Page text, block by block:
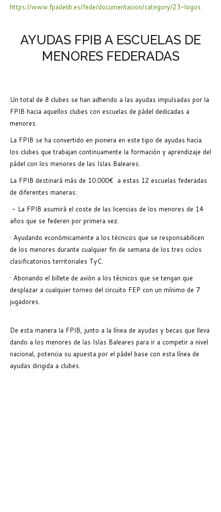
https://www.fpadelib.es/fede/documentacion/category/23-logos
AYUDAS FPIB A ESCUELAS DE
MENORES FEDERADAS
Un total de 8 clubes se han adherido a las ayudas impulsadas por la
FPIB hacia aquellos clubes con escuelas de pádel dedicadas a
menores.
La FPIB se ha convertido en pionera en este tipo de ayudas hacia
los clubes que trabajan continuamente la formación y aprendizaje del
pádel con los menores de las Islas Baleares.
La FPIB destinará más de 10.000€ a estas 12 escuelas federadas
de diferentes maneras:
- La FPIB asumirá el coste de las licencias de los menores de 14
años que se federen por primera vez.
· Ayudando económicamente a los técnicos que se responsabilicen
de los menores durante cualquier fin de semana de los tres ciclos
clasificatorios territoriales TyC.
· Abonando el billete de avión a los técnicos que se tengan que
desplazar a cualquier torneo del circuito FEP con un mínimo de 7
jugadores.
De esta manera la FPIB, junto a la línea de ayudas y becas que lleva
dando a los menores de las Islas Baleares para ir a competir a nivel
nacional, potencia su apuesta por el pádel base con esta línea de
ayudas dirigida a clubes.